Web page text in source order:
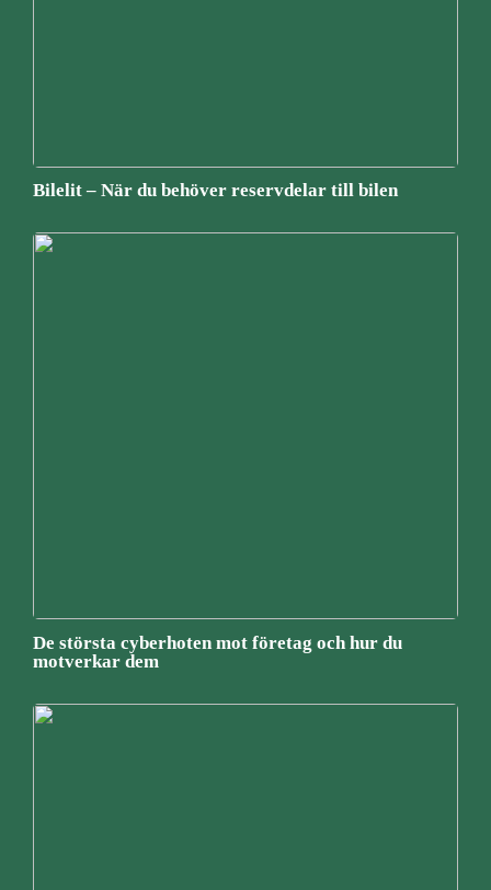
Bilelit – När du behöver reservdelar till bilen
De största cyberhoten mot företag och hur du
motverkar dem